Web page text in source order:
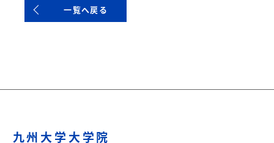
一覧へ戻る
九州大学大学院